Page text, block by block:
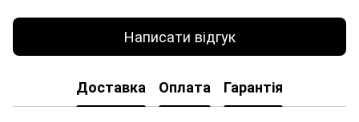
Написати відгук
Доставка Оплата Гарантія